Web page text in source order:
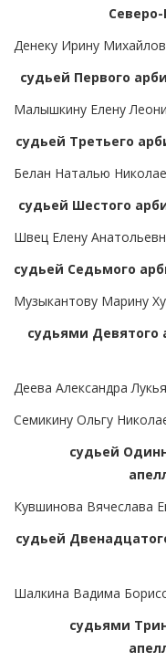
Северо-
Денеку Ирину
судьей Первого
Малышкину Елену
судьей Третьего
Белан Наталью
судьей Шестого
Швец Елену
судьей Седьмого
Музыкантову Марину
судьями Девятого
Деева Александра
Семикину Ольгу
судьей
Кувшинова Вячеслава
судьей
Шалкина Вадима
судьями